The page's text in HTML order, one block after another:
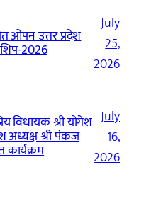
उत्तर प्रदेश
2026
July
25,
2026
विधायक श्री योगेश
अध्यक्ष श्री पंकज
July
16,
2026